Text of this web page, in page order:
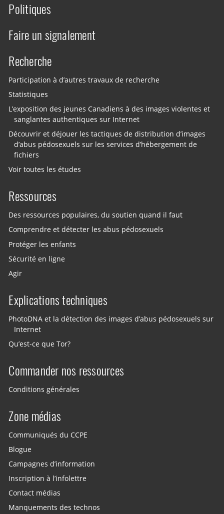
Politiques
Faire un signalement
Recherche
Participation à d’autres travaux de recherche
Statistiques
L’exposition des jeunes Canadiens à des images violentes et
sanglantes authentiques sur Internet
Découvrir et déjouer les tactiques de distribution d’images
d’abus pédosexuels sur les services d’hébergement de
fichiers
Voir toutes les études
Ressources
Des ressources populaires, du soutien quand il faut
Comprendre et détecter les abus pédosexuels
Protéger les enfants
Sécurité en ligne
Agir
Explications techniques
PhotoDNA et la détection des images d’abus pédosexuels sur
Internet
Qu’est-ce que Tor?
Commander nos ressources
Conditions générales
Zone médias
Communiqués du CCPE
Blogue
Campagnes d’information
Inscription à l’infolettre
Contact médias
Manquements des technos